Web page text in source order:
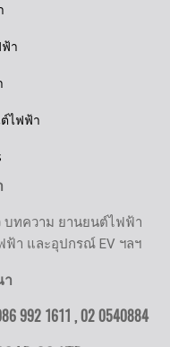
า
ไฟฟ้า
บทความ ยานยนต์ไฟฟ้า
ฟ้า และอุปกรณ์ EV ฯลฯ
992 1611 ,02 0540884